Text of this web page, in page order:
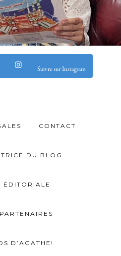
Suivre sur Instagram
CONTACT
DU BLOG
ÉDITORIALE
D’AGATHE!